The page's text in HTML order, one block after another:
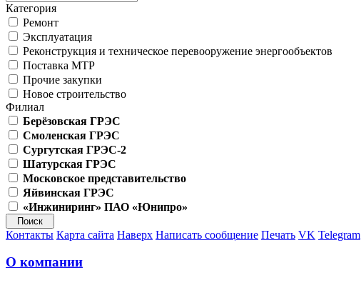
Категория
Ремонт
Эксплуатация
Реконструкция и техническое перевооружение энергообъектов
Поставка МТР
Прочие закупки
Новое строительство
Филиал
Берёзовская ГРЭС
Смоленская ГРЭС
Сургутская ГРЭС-2
Шатурская ГРЭС
Московское представительство
Яйвинская ГРЭС
«Инжиниринг» ПАО «Юнипро»
Контакты Карта сайта Наверх Написать сообщение Печать VK Telegram
О компании